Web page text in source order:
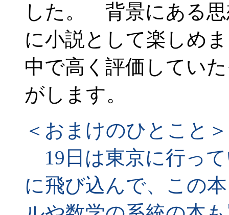
した。 背景にある
に小説として楽しめ
中で高く評価してい
がします。
＜おまけのひとこと＞
19日は東京に行っ
に飛び込んで、この